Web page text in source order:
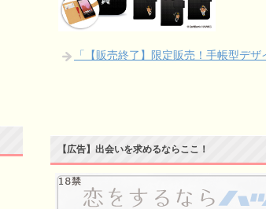
「【販売終了】限定販売！手帳型デ
【広告】出会いを求めるならここ！